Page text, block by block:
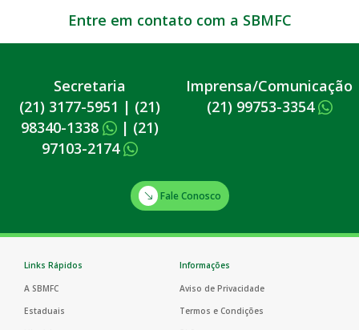
Entre em contato com a SBMFC
Secretaria
(21) 3177-5951 | (21)
98340-1338
| (21)
97103-2174
Imprensa/Comunicação
(21) 99753-3354
Fale Conosco
Links Rápidos
A SBMFC
Estaduais
Informações
Aviso de Privacidade
Termos e Condições